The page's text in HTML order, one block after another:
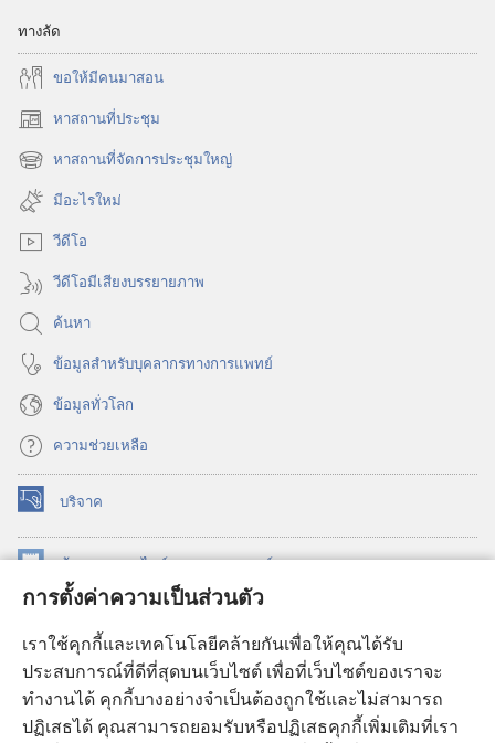
การตั้งค่าความเป็นส่วนตัว
เราใช้คุกกี้และเทคโนโลยีคล้ายกันเพื่อให้คุณได้รับ
ประสบการณ์ที่ดีที่สุดบนเว็บไซต์ เพื่อที่เว็บไซต์ของเราจะ
ทำงานได้ คุกกี้บางอย่างจำเป็นต้องถูกใช้และไม่สามารถ
ปฏิเสธได้ คุณสามารถยอมรับหรือปฏิเสธคุกกี้เพิ่มเติมที่เรา
ทางลัด
ขอ​ให้​มี​คน​มา​สอน
หาสถานที่ประชุม
(เปิด
หน้าต่าง
ใหม่)
หาสถานที่จัดการประชุมใหญ่
(เปิด
หน้าต่าง
ใหม่)
มีอะไรใหม่
วีดีโอ
วีดีโอมีเสียงบรรยายภาพ
ค้นหา
ข้อมูล​สำหรับ​บุคลากร​ทาง​การ​แพทย์
ข้อมูล​ทั่ว​โลก
ความช่วยเหลือ
บริจาค
(เปิด
หน้าต่าง
ใหม่) ห้องสมุดออนไลน์ของวอชเทาเวอร์
หน้าต่าง
®
หน้าต่าง
ใหม่) JW Library®
ห้องสมุดว็อชเทาเวอร์ ®